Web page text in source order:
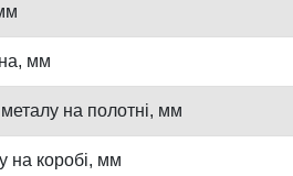
мм
на полотні, мм
на коробі, мм